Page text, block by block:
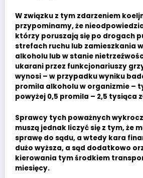
W związku z tym zdarzeniem
przypominamy, że
którzy poruszają się po drogach
strefach ruchu lub zamieszkania
alkoholu lub w stanie
ukarani przez funkcjonariuszy
wynosi – w przypadku wyniku
promila alkoholu w organizmie –
powyżej 0,5 promila – 2,5 tysiąca
Sprawcy tych poważnych
muszą jednak liczyć się z tym, że
sprawę do sądu, a wtedy kara
dużo wyższa, a sąd dodatkowo
kierowania tym środkiem
miesięcy.